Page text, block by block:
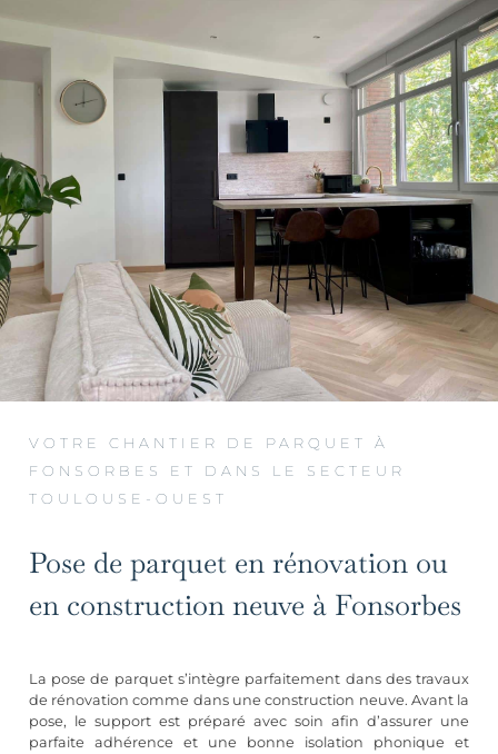
VOTRE CHANTIER DE PARQUET À
FONSORBES ET DANS LE SECTEUR
TOULOUSE-OUEST
Pose de parquet en rénovation ou
en construction neuve à Fonsorbes
La pose de parquet s’intègre parfaitement dans des travaux
de rénovation comme dans une construction neuve. Avant la
pose, le support est préparé avec soin afin d’assurer une
parfaite adhérence et une bonne isolation phonique et